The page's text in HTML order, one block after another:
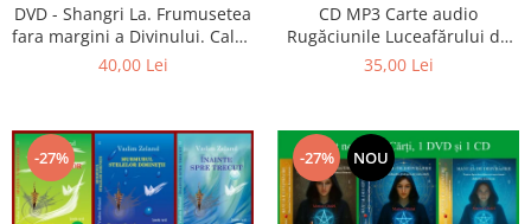
DVD - Shangri La. Frumusetea
fara margini a Divinului. Calea
catre fericire
40,00 Lei
CD MP3 Carte audio
Rugăciunile Luceafărului de
dimineață
35,00 Lei
-27% -27% NOU